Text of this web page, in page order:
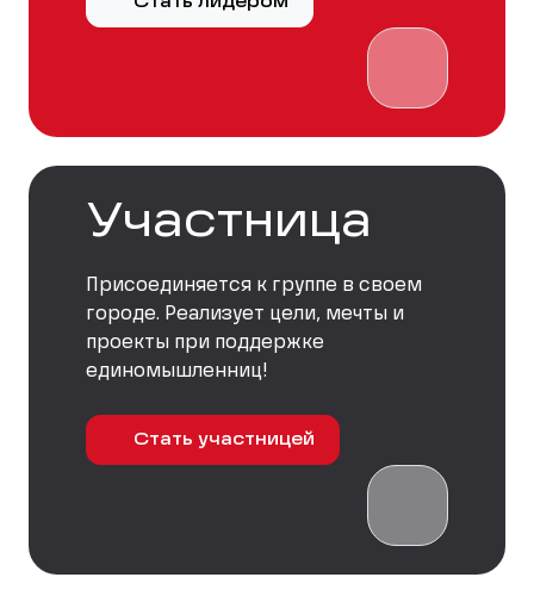
Участница
Присоединяется к группе в своем
городе. Реализует цели, мечты и
проекты при поддержке
единомышленниц!
Стать участницей